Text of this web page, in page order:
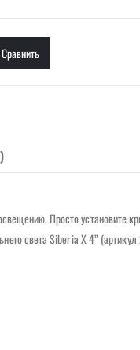
Сравнить
Просто установите
света Siberia X 4” (артикул